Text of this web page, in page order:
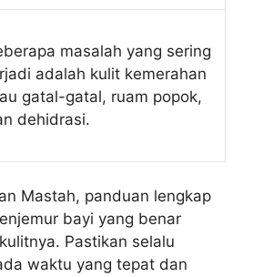
masalah yang sering
adalah kulit kemerahan
gatal-gatal, ruam popok,
dehidrasi.
Mastah, panduan lengkap
bayi yang benar
Pastikan selalu
waktu yang tepat dan